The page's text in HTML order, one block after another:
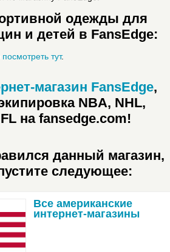
одежды для
и детей в FansEdge:
посмотреть тут.
магазин FansEdge,
NBA, NHL,
на fansedge.com!
данный магазин,
следующее:
Все американские
интернет-магазины